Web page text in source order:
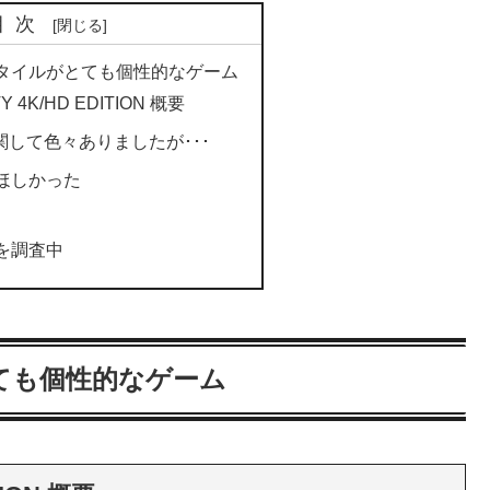
次
イルがとても個性的なゲーム
4K/HD EDITION 概要
して色々ありましたが･･･
しかった
調査中
個性的なゲーム